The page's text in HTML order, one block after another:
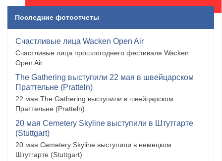
Последние фотоотчеты
Счастливые лица Wacken Open Air
Счастливые лица прошлогоднего фестиваля Wacken
Open Air
The Gathering выступили 22 мая в швейцарском
Праттельне (Pratteln)
22 мая The Gathering выступили в швейцарском
Праттельне (Pratteln)
20 мая Cemetery Skyline выступили в Штутгарте
(Stuttgart)
20 мая Cemetery Skyline выступили в немецком
Штутгарте (Stuttgart)